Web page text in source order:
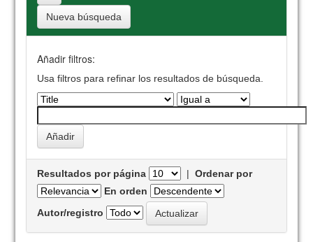
Nueva búsqueda
Añadir filtros:
Usa filtros para refinar los resultados de búsqueda.
Resultados por página |Ordenar por
En orden
Autor/registro